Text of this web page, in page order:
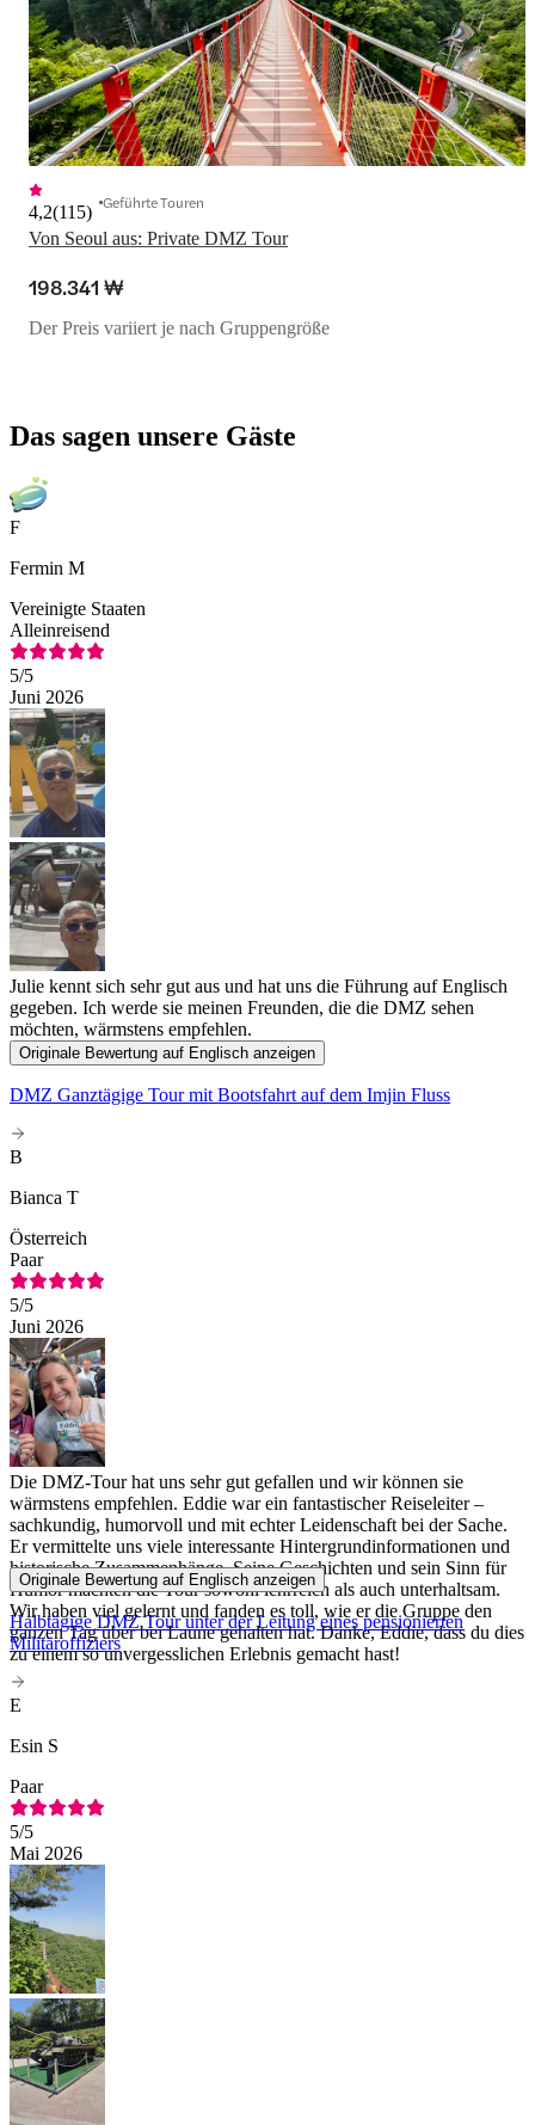
Von Seoul aus: Private DMZ Tour
4,2(115) Geführte Touren
198.341 ₩
Der Preis variiert je nach Gruppengröße
Das sagen unsere Gäste
F
Fermin M
Vereinigte Staaten
Alleinreisend
5/5
Juni 2026
Julie kennt sich sehr gut aus und hat uns die Führung auf Englisch
gegeben. Ich werde sie meinen Freunden, die die DMZ sehen
möchten, wärmstens empfehlen.
Originale Bewertung auf Englisch anzeigen
DMZ Ganztägige Tour mit Bootsfahrt auf dem Imjin Fluss
B
Bianca T
Österreich
Paar
5/5
Juni 2026
Die DMZ-Tour hat uns sehr gut gefallen und wir können sie
wärmstens empfehlen. Eddie war ein fantastischer Reiseleiter –
sachkundig, humorvoll und mit echter Leidenschaft bei der Sache.
Er vermittelte uns viele interessante Hintergrundinformationen und
historische Zusammenhänge. Seine Geschichten und sein Sinn für
Humor machten die Tour sowohl lehrreich als auch unterhaltsam.
Wir haben viel gelernt und fanden es toll, wie er die Gruppe den
ganzen Tag über bei Laune gehalten hat. Danke, Eddie, dass du dies
zu einem so unvergesslichen Erlebnis gemacht hast!
Originale Bewertung auf Englisch anzeigen
Halbtägige DMZ Tour unter der Leitung eines pensionierten
Militäroffiziers
E
Esin S
Paar
5/5
Mai 2026